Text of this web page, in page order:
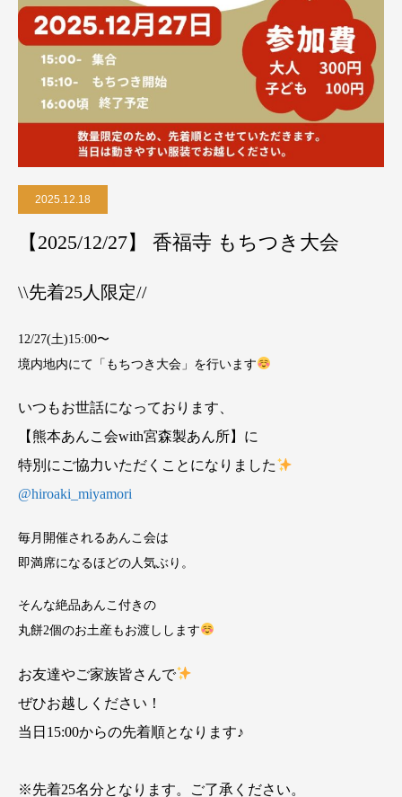
2025.12.18
【2025/12/27】 香福寺 もちつき大会
\\先着25人限定//
12/27(土)15:00〜
境内地内にて「もちつき大会」を行います
いつもお世話になっております、
【熊本あんこ会with宮森製あん所】に
特別にご協力いただくことになりました
@hiroaki_miyamori
毎月開催されるあんこ会は
即満席になるほどの人気ぶり。
そんな絶品あんこ付きの
丸餅2個のお土産もお渡しします
お友達やご家族皆さんで
ぜひお越しください！
当日15:00からの先着順となります♪
※先着25名分となります。ご了承ください。